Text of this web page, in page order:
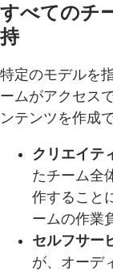
すべてのチ
持
特定のモデルを
ームがアクセス
ンテンツを作成
クリエイテ
たチーム全
作すること
ームの作業
セルフサー
が、オーデ